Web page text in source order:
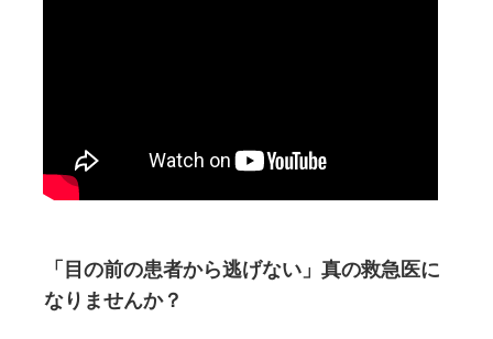
「目の前の患者から逃げない」真の救急医に
なりませんか？